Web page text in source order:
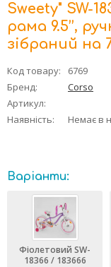
Sweety" SW-
рама 9.5’’,
зібраний на
Код товару:
6769
Бренд:
Corso
Артикул:
Наявність:
Немає в
Варіанти:
Фіолетовий SW-
18366 / 183666